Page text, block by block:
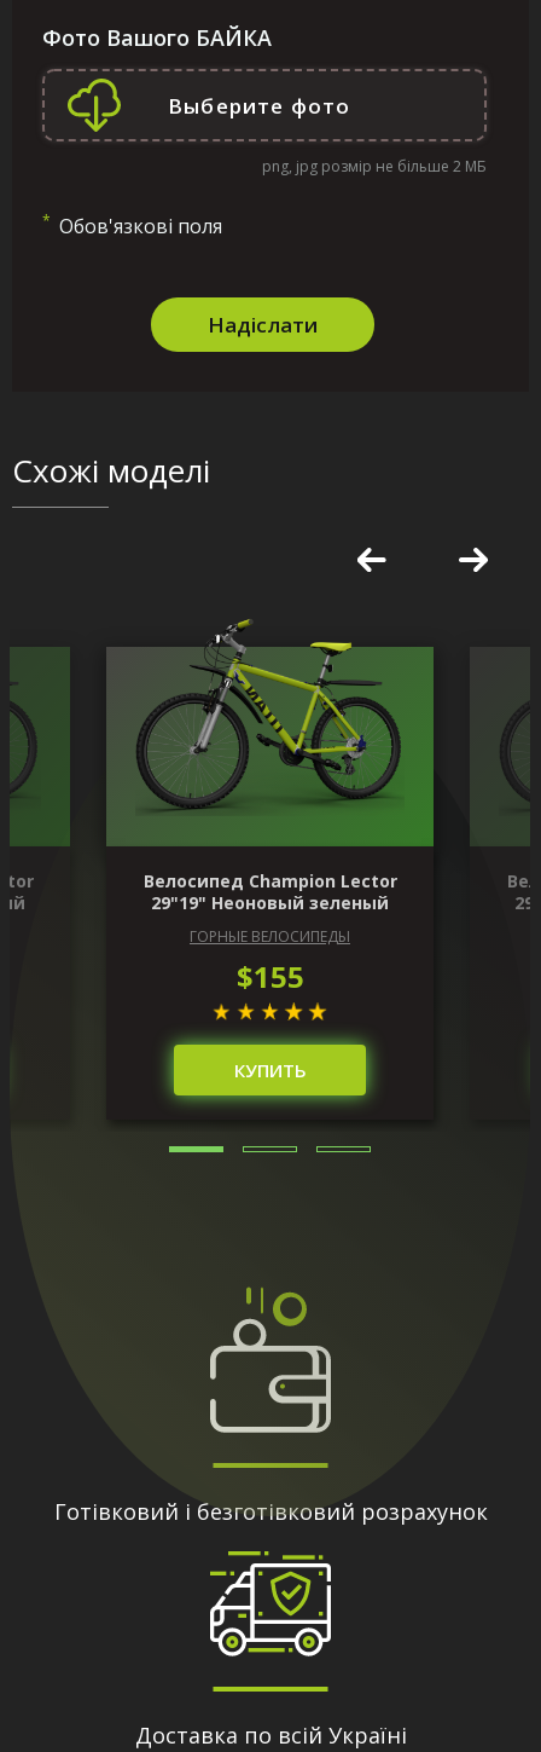
Фото Вашого БАЙКА
png, jpg розмір не більше 2 МБ
* Обов'язкові поля
Надіслати
Схожі моделі
Велосипед Champion Lector
29"19" Неоновый зеленый
ГОРНЫЕ ВЕЛОСИПЕДЫ
$155
КУПИТЬ
Готівковий і безготівковий розрахунок
Доставка по всій Україні